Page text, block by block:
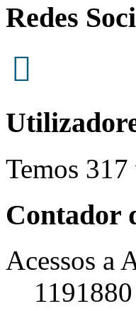
Redes
Temos
Contador
Acessos a
1191880